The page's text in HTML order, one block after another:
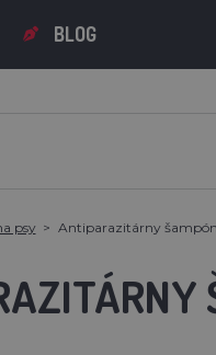
BLOG
psy Antiparazitárny